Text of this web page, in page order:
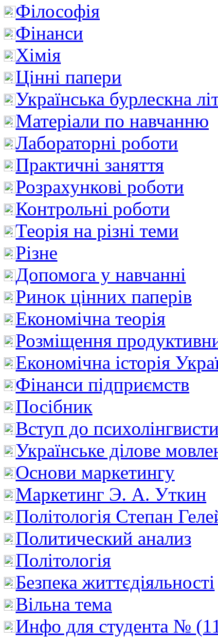
Філософія
Фінанси
Хімія
Цінні папери
Українська бурлескна
Матеріали по навчанню
Лабораторні роботи
Практичні заняття
Розрахункові роботи
Контрольні роботи
Теорія на різні теми
Різне
Допомога у навчанні
Ринок цінних паперів
Економічна теорія
Розміщення
Економічна історія
Фінанси підприємств
Посібник
Вступ до
Українське ділове
Основи маркетингу
Маркетинг Э. А. Уткин
Політологія Степан
Политический анализ
Політологія
Безпека життєдіяльності
Вільна тема
Инфо для студента №